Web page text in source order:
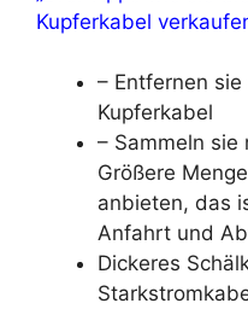
Kupferkabel
– Entfernen
Kupferkabel
– Sammeln sie
Größere
anbieten, das
Anfahrt und
Dickeres